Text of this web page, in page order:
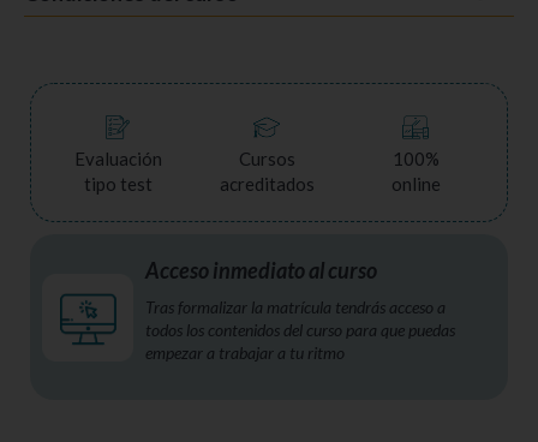
Evaluación
tipo test
Cursos
acreditados
100%
online
Acceso inmediato al curso
Tras formalizar la matrícula tendrás acceso a
todos los contenidos del curso para que puedas
empezar a trabajar a tu ritmo